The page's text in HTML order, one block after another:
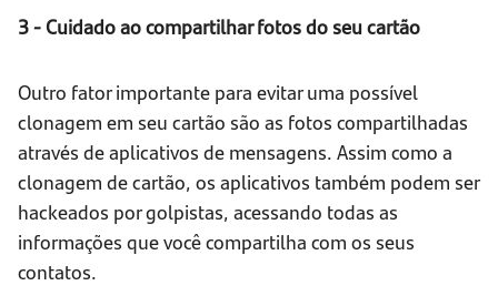
3 - Cuidado ao compartilhar fotos do seu cartão
Outro fator importante para evitar uma possível
clonagem em seu cartão são as fotos compartilhadas
através de aplicativos de mensagens. Assim como a
clonagem de cartão, os aplicativos também podem ser
hackeados por golpistas, acessando todas as
informações que você compartilha com os seus
contatos.